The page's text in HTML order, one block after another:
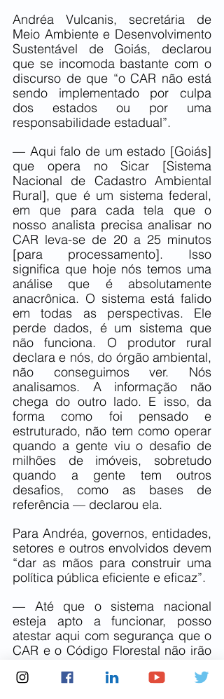
Andréa Vulcanis, secretária de
Meio Ambiente e Desenvolvimento
Sustentável de Goiás, declarou
que se incomoda bastante com o
discurso de que “o CAR não está
sendo implementado por culpa
dos estados ou por uma
responsabilidade estadual”.
— Aqui falo de um estado [Goiás]
que opera no Sicar [Sistema
Nacional de Cadastro Ambiental
Rural], que é um sistema federal,
em que para cada tela que o
nosso analista precisa analisar no
CAR leva-se de 20 a 25 minutos
[para processamento]. Isso
significa que hoje nós temos uma
análise que é absolutamente
anacrônica. O sistema está falido
em todas as perspectivas. Ele
perde dados, é um sistema que
não funciona. O produtor rural
declara e nós, do órgão ambiental,
não conseguimos ver. Nós
analisamos. A informação não
chega do outro lado. E isso, da
forma como foi pensado e
estruturado, não tem como operar
quando a gente viu o desafio de
milhões de imóveis, sobretudo
quando a gente tem outros
desafios, como as bases de
referência — declarou ela.
Para Andréa, governos, entidades,
setores e outros envolvidos devem
“dar as mãos para construir uma
política pública eficiente e eficaz”.
— Até que o sistema nacional
esteja apto a funcionar, posso
atestar aqui com segurança que o
CAR e o Código Florestal não irão
gente acreditar que cabe aos